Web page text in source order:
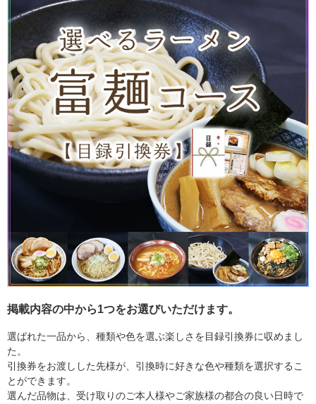
掲載内容の中から1つをお選びいただけます。
選ばれた一品から、種類や色を選ぶ楽しさを目録引換券に収めまし
た。
引換券をお渡しした先様が、引換時に好きな色や種類を選択するこ
とができます。
選んだ品物は、受け取りのご本人様やご家族様の都合の良い日時で